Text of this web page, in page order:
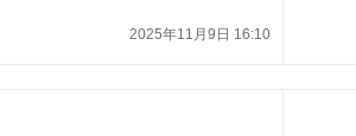
2025年11月9日 16:10